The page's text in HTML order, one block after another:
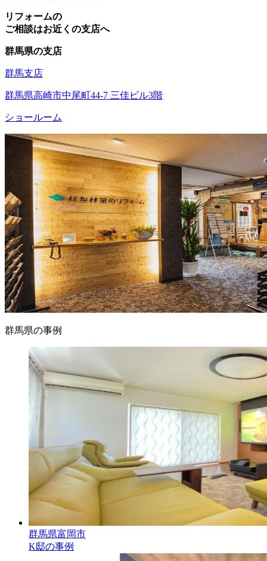
リフォームの
ご相談はお近くの支店へ
群馬県の支店
群馬支店
群馬県高崎市中尾町44-7 三佳ビル3階
ショールーム
群馬県の事例
群馬県富岡市
K邸の事例